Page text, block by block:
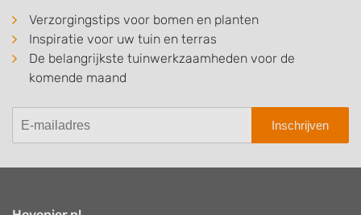
Verzorgingstips voor bomen en planten
Inspiratie voor uw tuin en terras
De belangrijkste tuinwerkzaamheden voor de
komende maand
Inschrijven